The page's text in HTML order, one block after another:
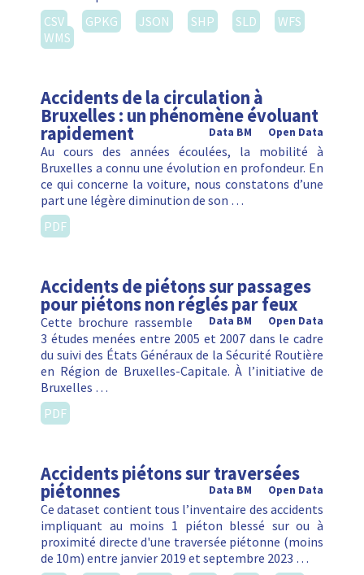
CSV
GPKG JSON SHP SLD
WFS
WMS
Accidents de la circulation à
Bruxelles : un phénomène évoluant
rapidement Open Data
Data BM
Au cours des années écoulées, la mobilité à
Bruxelles a connu une évolution en profondeur. En
ce qui concerne la voiture, nous constatons d’une
part une légère diminution de son …
PDF
Accidents de piétons sur passages
pour piétons non réglés par feux
Open Data
Data BM
Cette brochure rassemble
3 études menées entre 2005 et 2007 dans le cadre
du suivi des États Généraux de la Sécurité Routière
en Région de Bruxelles-Capitale. À l’initiative de
Bruxelles …
PDF
Accidents piétons sur traversées
piétonnes Open Data
Data BM
Ce dataset contient tous l’inventaire des accidents
impliquant au moins 1 piéton blessé sur ou à
proximité directe d'une traversée piétonne (moins
de 10m) entre janvier 2019 et septembre 2023 …